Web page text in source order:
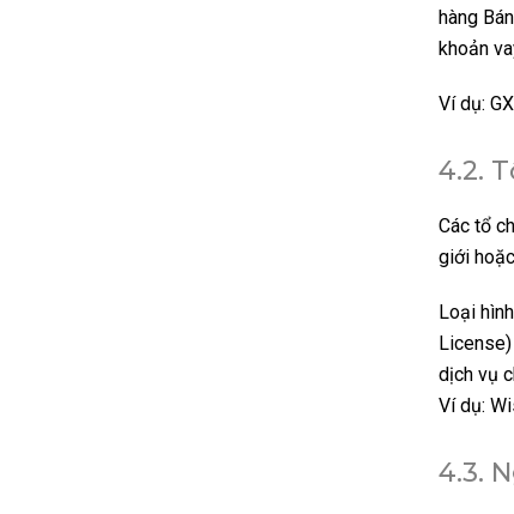
hàng
khoản
Ví dụ:
4.2.
Các tổ
giới
Loại
dịch vụ
Ví dụ:
4.3.